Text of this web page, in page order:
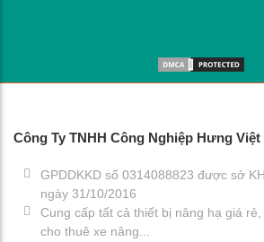
Công Ty TNHH Công Nghiệp Hưng Việt
GPDDKKD số 0314088823 được sở
ngày 31/10/2016
Cung cấp tất cả thiết bị nâng hạ giá rẻ,
cho thuê xe nâng...